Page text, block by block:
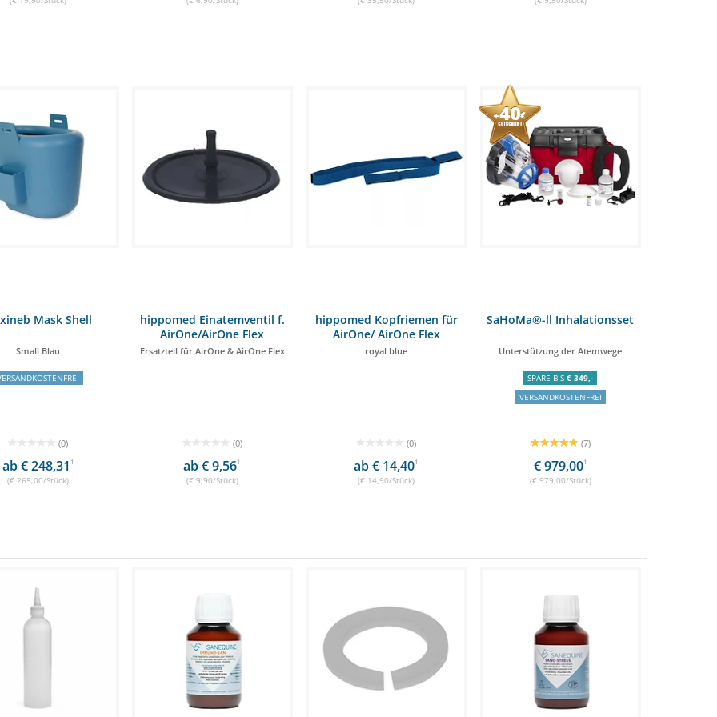
Mask Shell
Small Blau
(0)
ab € 248,31 1
(€ 265,00/Stück)
hippomed Einatemventil f.
AirOne/AirOne Flex
Ersatzteil für AirOne & AirOne Flex
(0)
ab € 9,561
(€ 9,90/Stück)
hippomed Kopfriemen für
AirOne/ AirOne Flex
royal blue
(0)
ab € 14,401
(€ 14,90/Stück)
SaHoMa®-ll Inhalationsset
Unterstützung der Atemwege
SPARE BIS€ 349,-
VERSANDKOSTENFREI
(7)
€ 979,001
(€ 979,00/Stück)